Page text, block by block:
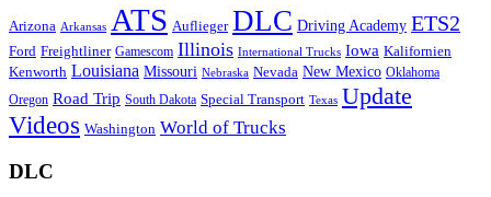
Arizona Arkansas ATS Auflieger DLC Driving Academy ETS2
Ford Freightliner Gamescom Illinois International Trucks Iowa Kalifornien
Kenworth Louisiana Missouri Nebraska Nevada New Mexico Oklahoma
Oregon Road Trip South Dakota Special Transport Texas Update
Videos Washington World of Trucks
DLC